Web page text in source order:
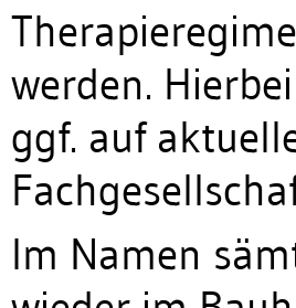
werden.
ggf. auf
Im Namen